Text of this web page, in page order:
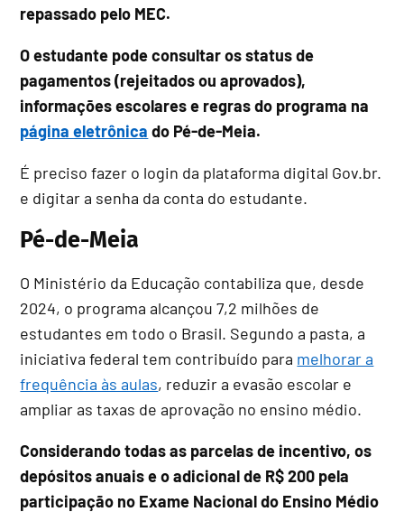
repassado pelo MEC.
O estudante pode consultar os status de
pagamentos (rejeitados ou aprovados),
informações escolares e regras do programa na
página eletrônica do Pé-de-Meia.
É preciso fazer o login da plataforma digital Gov.br.
e digitar a senha da conta do estudante.
Pé-de-Meia
O Ministério da Educação contabiliza que, desde
2024, o programa alcançou 7,2 milhões de
estudantes em todo o Brasil. Segundo a pasta, a
iniciativa federal tem contribuído para melhorar a
frequência às aulas, reduzir a evasão escolar e
ampliar as taxas de aprovação no ensino médio.
Considerando todas as parcelas de incentivo, os
depósitos anuais e o adicional de R$ 200 pela
participação no Exame Nacional do Ensino Médio